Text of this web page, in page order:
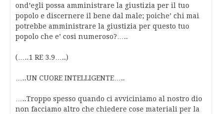
ond’egli possa amministrare la giustizia per il tuo
popolo e discernere il bene dal male; poiche’ chi mai
potrebbe amministrare la giustizia per questo tuo
popolo che e’ cosi numeroso?…..
(…..1 RE 3.9…..)
…..UN CUORE INTELLIGENTE…..
…..Troppo spesso quando ci avviciniamo al nostro dio
non facciamo altro che chiedere cose materiali per la